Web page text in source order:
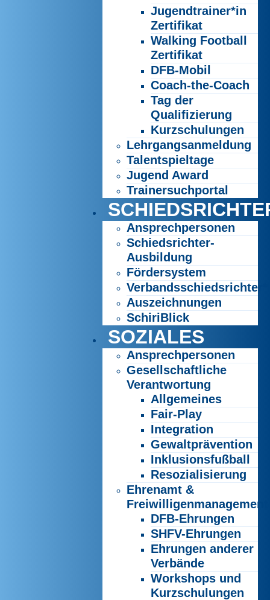
Jugendtrainer*in
Zertifikat
Walking Football
Zertifikat
DFB-Mobil
Coach-the-Coach
Tag der
Qualifizierung
Kurzschulungen
Lehrgangsanmeldung
Talentspieltage
Jugend Award
Trainersuchportal
Ansprechpersonen
Schiedsrichter-
Ausbildung
Fördersystem
Auszeichnungen
SchiriBlick
SOZIALES
Ansprechpersonen
Gesellschaftliche
Verantwortung
Allgemeines
Fair-Play
Integration
Gewaltprävention
Inklusionsfußball
Resozialisierung
Ehrenamt &
Freiwilligenmanagement
DFB-Ehrungen
SHFV-Ehrungen
Ehrungen anderer
Verbände
Workshops und
Kurzschulungen